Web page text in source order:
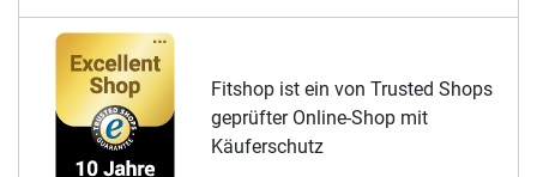
Fitshop ist ein von Trusted Shops
geprüfter Online-Shop mit
Käuferschutz